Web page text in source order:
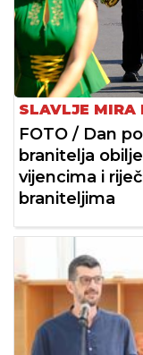
SLAVLJE MIRA
FOTO / Dan
branitelja
vijencima i
braniteljima